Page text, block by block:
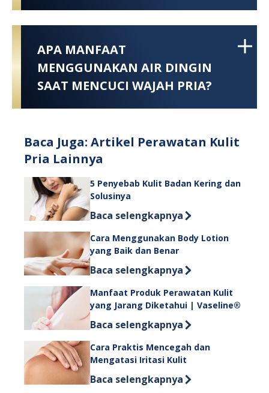
APA MANFAAT
MENGGUNAKAN AIR DINGIN
SAAT MENCUCI WAJAH PRIA?
Baca Juga: Artikel Perawatan Kulit
Pria Lainnya
5 Penyebab Kulit Badan Kering dan
Solusinya
Discover more about 5 Penyebab
Baca selengkapnya
Cara Menggunakan Body Lotion
yang Baik dan Benar
Discover more about Cara
Baca selengkapnya
Manfaat Produk Perawatan Kulit
yang Jarang Diketahui | Vaseline®
Discover more about Manfaat
Baca selengkapnya
Cara Praktis Mencegah dan
Mengatasi Iritasi Kulit
Discover more about Cara Praktis
Baca selengkapnya